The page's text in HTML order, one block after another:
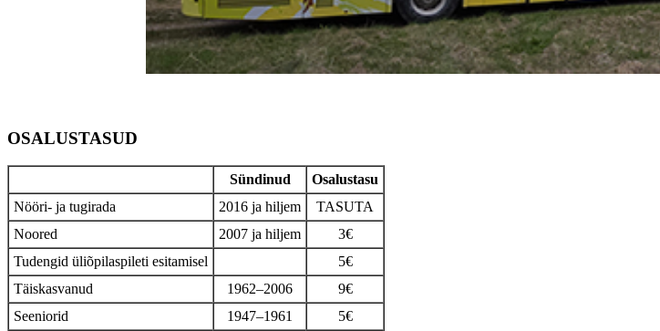
OSALUSTASUD
Sündinud
Osalustasu
Nööri- ja tugirada
2016 ja hiljem
TASUTA
Noored
2007 ja hiljem
3€
Tudengid üliõpilaspileti esitamisel
5€
Täiskasvanud
1962–2006
9€
Seeniorid
1947–1961
5€